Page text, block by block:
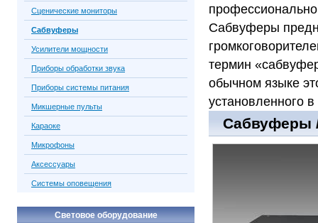
Сабвуферы
термин
обычном языке
установленного
Сабвуферы /
Сценические мониторы
Сабвуферы
Усилители мощности
Приборы обработки звука
Приборы системы питания
Микшерные пульты
Караоке
Микрофоны
Аксессуары
Системы оповещения
Световое оборудование